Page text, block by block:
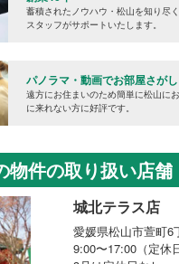
蓄積されたノウハウ・松山を知り尽
スタッフがサポートいたします。
パノラマ・動画でお部屋さがし
遠方にお住まいのため簡単に松山に
に来れない方に好評です。
物件の取り扱い店舗
城北テラス店
愛媛県松山市萱町6
9:00〜17:00（定休